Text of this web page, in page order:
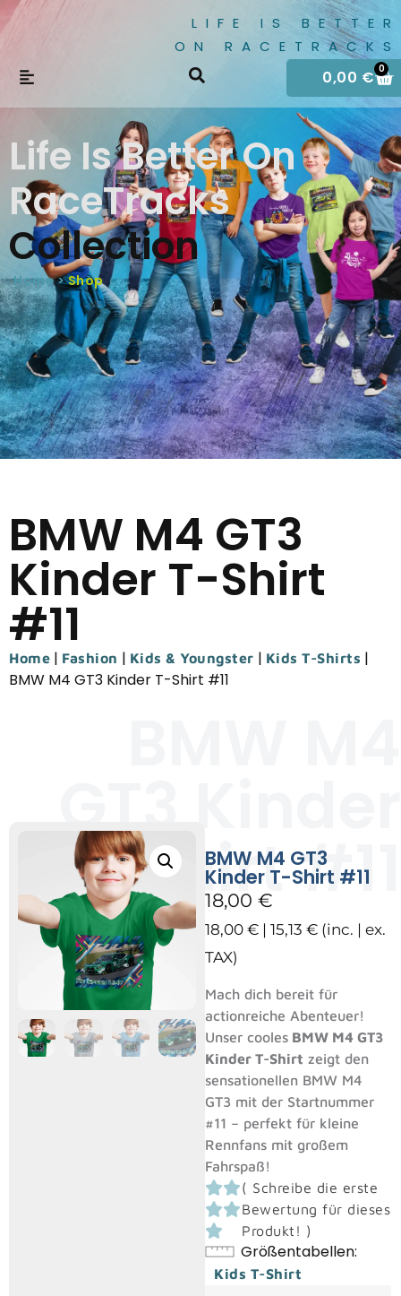
LIFE IS BETTER
ON RACETRACKS
0,00 € 0
Life Is Better On
RaceTracks
Collection
Home >Shop
BMW M4 GT3
Kinder T-Shirt
#11
Home | Fashion | Kids & Youngster | Kids T-Shirts |
BMW M4 GT3 Kinder T-Shirt #11
GT3 Kinder
T-Shirt #11
BMW M4 GT3
Kinder T-Shirt #11
18,00€
18,00€ |15,13€ (inc. | ex.
TAX)
Mach dich bereit für
actionreiche Abenteuer!
Unser cooles BMW M4 GT3
Kinder T-Shirt zeigt den
sensationellen BMW M4
GT3 mit der Startnummer
#11 – perfekt für kleine
Rennfans mit großem
Fahrspaß!
( Schreibe die erste
Bewertung für dieses
Produkt! )
Größentabellen
Kids T-Shirt